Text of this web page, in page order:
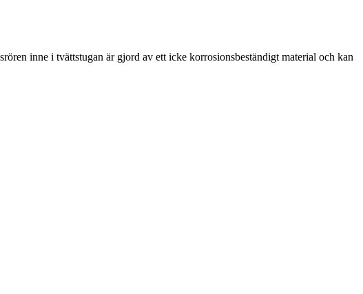
inne i tvättstugan är gjord av ett icke korrosionsbeständigt material och kan